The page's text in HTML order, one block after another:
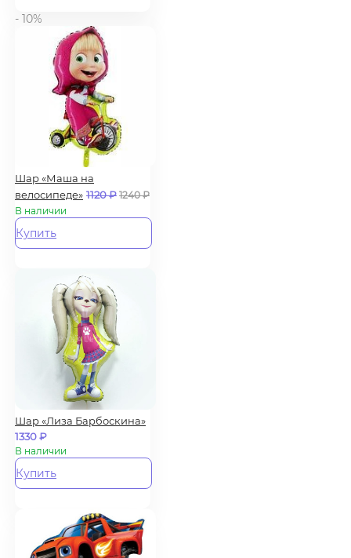
- 10%
Шар «Маша на
велосипеде» 1120₽ 1240₽
В наличии
Купить
Шар «Лиза Барбоскина»
1330₽
В наличии
Купить